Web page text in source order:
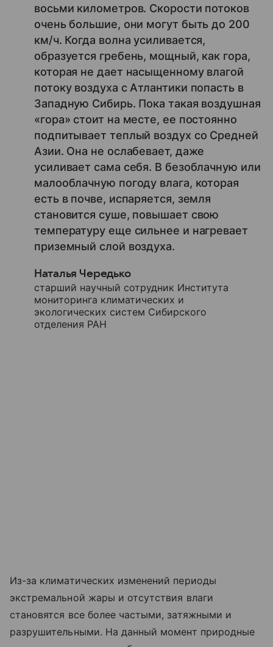
восьми километров. Скорости потоков
очень большие, они могут быть до 200
км/ч. Когда волна усиливается,
образуется гребень, мощный, как гора,
которая не дает насыщенному влагой
потоку воздуха с Атлантики попасть в
Западную Сибирь. Пока такая воздушная
«гора» стоит на месте, ее постоянно
подпитывает теплый воздух со Средней
Азии. Она не ослабевает, даже
усиливает сама себя. В безоблачную или
малооблачную погоду влага, которая
есть в почве, испаряется, земля
становится суше, повышает свою
температуру еще сильнее и нагревает
приземный слой воздуха.
Наталья Чередько
старший научный сотрудник Института
мониторинга климатических и
экологических систем Сибирского
отделения РАН
Из-за климатических изменений периоды
экстремальной жары и отсутствия влаги
становятся все более частыми, затяжными и
разрушительными. На данный момент природные